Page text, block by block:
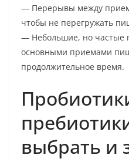
— Перерывы между
чтобы не перегружать
— Небольшие, но частые
основными приемами
продолжительное время.
выбрать и